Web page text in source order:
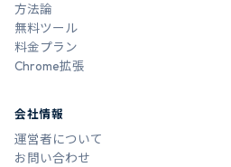
方法論
無料ツール
料金プラン
Chrome拡張
会社情報
運営者について
お問い合わせ